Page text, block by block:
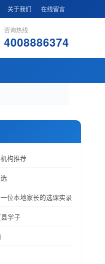
关于我们 在线留言
咨询热线
4008886374
构推荐
位本地家长的选课实录
学子